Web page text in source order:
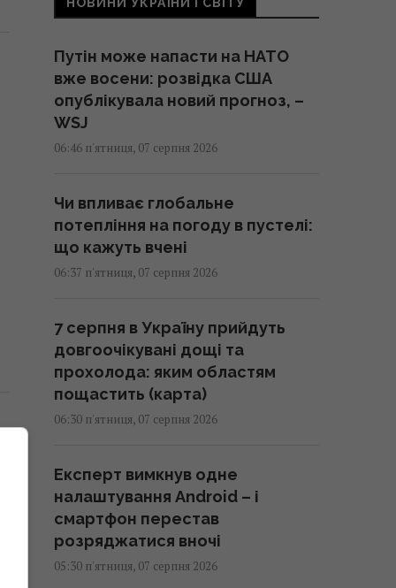
НОВИНИ УКРАЇНИ І СВІТУ
Путін може напасти на НАТО
вже восени: розвідка США
опублікувала новий прогноз, –
WSJ
06:46 п'ятниця, 07 серпня 2026
Чи впливає глобальне
потепління на погоду в пустелі:
що кажуть вчені
06:37 п'ятниця, 07 серпня 2026
7 серпня в Україну прийдуть
довгоочікувані дощі та
прохолода: яким областям
пощастить (карта)
06:30 п'ятниця, 07 серпня 2026
Експерт вимкнув одне
налаштування Android – і
смартфон перестав
розряджатися вночі
05:30 п'ятниця, 07 серпня 2026